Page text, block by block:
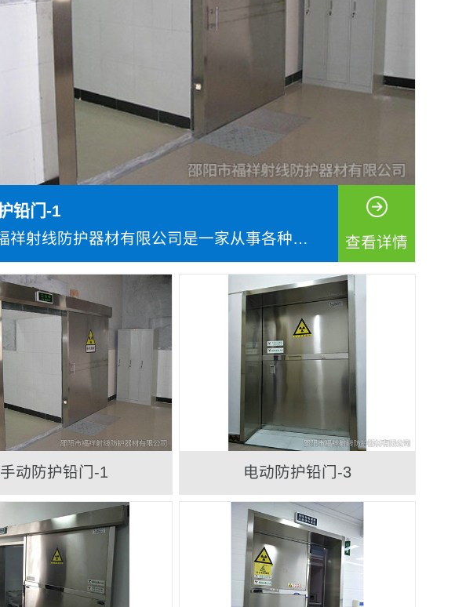
铅门-1
邵阳市福祥射线防护器材有限公司是一家从事各种射线防护... 查看详情
手动防护铅门-1 电动防护铅门-3